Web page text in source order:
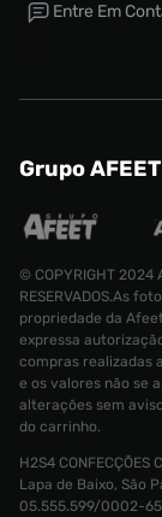
Entre Em
Grupo AFEET
© COPYRIGHT 2024
RESERVADOS.As
propriedade da
expressa
compras realizadas
e os valores não se
alterações sem
do carrinho.
H2S4
Lapa de Baixo, São
05.555.599/0002-65